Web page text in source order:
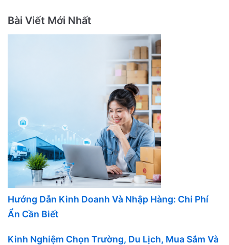
Bài Viết Mới Nhất
Hướng Dẫn Kinh Doanh Và Nhập Hàng: Chi Phí
Ẩn Cần Biết
Kinh Nghiệm Chọn Trường, Du Lịch, Mua Sắm Và